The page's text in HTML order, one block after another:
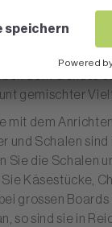
dem Genuss
gemischter
mit dem
und Schalen
Sie die Schalen
Käsestücke,
grossen
so sind sie in